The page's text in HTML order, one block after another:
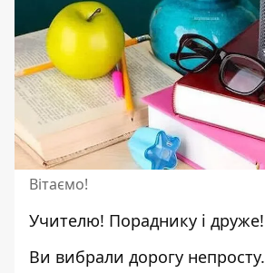
Вітаємо!
Учителю! Пораднику і друже!
Ви вибрали дорогу непросту.